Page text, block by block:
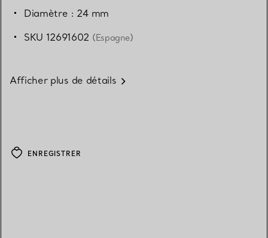
Diamètre : 24 mm
SKU 12691602 (Espagne)
Afficher plus de détails
ENREGISTRER